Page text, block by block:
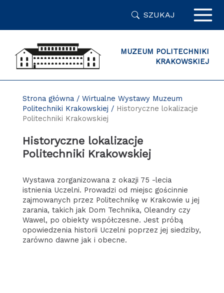
SZUKAJ
MUZEUM POLITECHNIKI
KRAKOWSKIEJ
Strona główna/ Wirtualne Wystawy Muzeum
Politechniki Krakowskiej / Historyczne lokalizacje
Politechniki Krakowskiej
Historyczne lokalizacje
Politechniki Krakowskiej
Wystawa zorganizowana z okazji 75 -lecia
istnienia Uczelni. Prowadzi od miejsc gościnnie
zajmowanych przez Politechnikę w Krakowie u jej
zarania, takich jak Dom Technika, Oleandry czy
Wawel, po obiekty współczesne. Jest próbą
opowiedzenia historii Uczelni poprzez jej siedziby,
zarówno dawne jak i obecne.